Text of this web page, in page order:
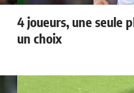
4 joueurs, une seule
un choix